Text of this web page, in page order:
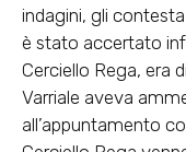
indagini, gli
è stato accertato
Cerciello Rega, era
Varriale aveva
all’appuntamento